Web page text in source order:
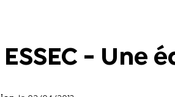
ESSEC - Une